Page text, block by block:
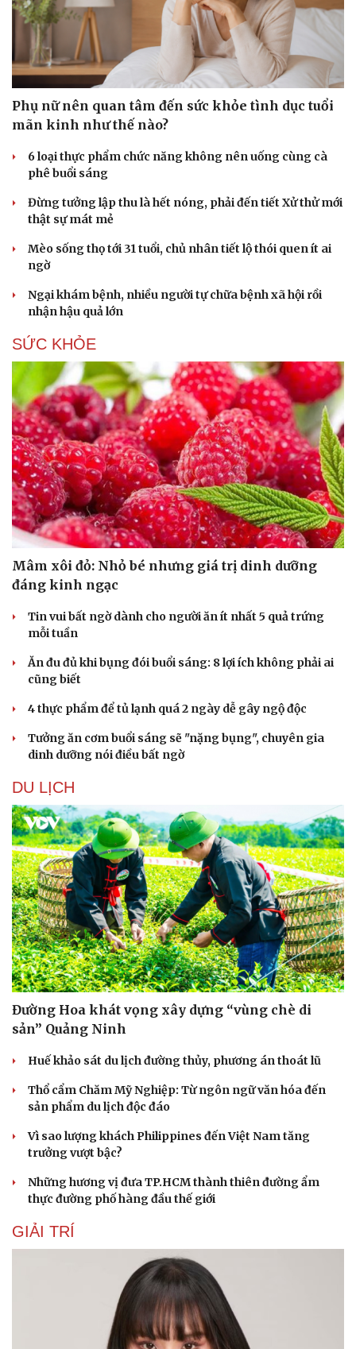
Văn hóa
Sân khấu - Điện ảnh
Văn học
Âm nhạc
Di sản
Giải trí
Nghệ sĩ
Thời trang
Sao Việt
Phụ nữ nên quan tâm đến sức khỏe tình dục tuổi
mãn kinh như thế nào?
6 loại thực phẩm chức năng không nên uống cùng cà
phê buổi sáng
Đừng tưởng lập thu là hết nóng, phải đến tiết Xử thử mới
thật sự mát mẻ
Mèo sống thọ tới 31 tuổi, chủ nhân tiết lộ thói quen ít ai
ngờ
Ngại khám bệnh, nhiều người tự chữa bệnh xã hội rồi
nhận hậu quả lớn
SỨC KHỎE
Mâm xôi đỏ: Nhỏ bé nhưng giá trị dinh dưỡng
đáng kinh ngạc
Tin vui bất ngờ dành cho người ăn ít nhất 5 quả trứng
mỗi tuần
Ăn đu đủ khi bụng đói buổi sáng: 8 lợi ích không phải ai
cũng biết
4 thực phẩm để tủ lạnh quá 2 ngày dễ gây ngộ độc
Tưởng ăn cơm buổi sáng sẽ "nặng bụng", chuyên gia
dinh dưỡng nói điều bất ngờ
DU LỊCH
Đường Hoa khát vọng xây dựng “vùng chè di
sản” Quảng Ninh
Huế khảo sát du lịch đường thủy, phương án thoát lũ
Thổ cẩm Chăm Mỹ Nghiệp: Từ ngôn ngữ văn hóa đến
sản phẩm du lịch độc đáo
Vì sao lượng khách Philippines đến Việt Nam tăng
trưởng vượt bậc?
Những hương vị đưa TP.HCM thành thiên đường ẩm
thực đường phố hàng đầu thế giới
GIẢI TRÍ